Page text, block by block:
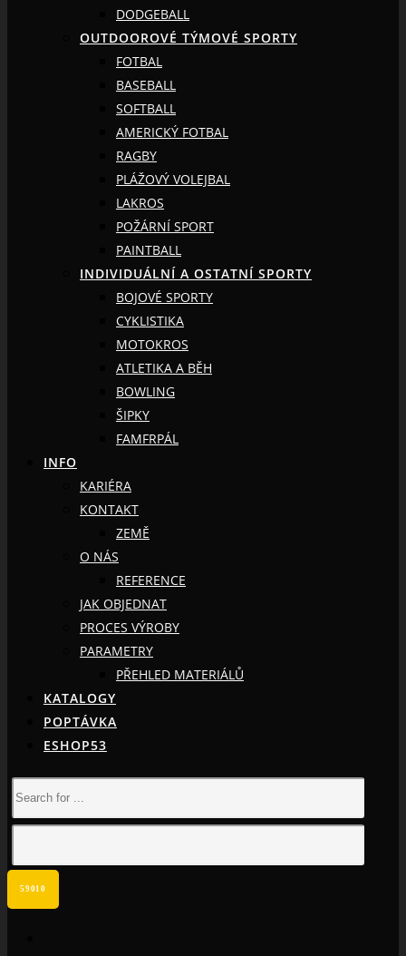
DODGEBALL
OUTDOOROVÉ TÝMOVÉ SPORTY
FOTBAL
BASEBALL
SOFTBALL
AMERICKÝ FOTBAL
RAGBY
PLÁŽOVÝ VOLEJBAL
LAKROS
POŽÁRNÍ SPORT
PAINTBALL
INDIVIDUÁLNÍ A OSTATNÍ SPORTY
BOJOVÉ SPORTY
CYKLISTIKA
MOTOKROS
ATLETIKA A BĚH
BOWLING
ŠIPKY
FAMFRPÁL
INFO
KARIÉRA
KONTAKT
ZEMĚ
O NÁS
REFERENCE
JAK OBJEDNAT
PROCES VÝROBY
PARAMETRY
PŘEHLED MATERIÁLŮ
KATALOGY
POPTÁVKA
ESHOP53